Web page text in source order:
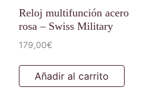
Reloj multifunción acero
rosa – Swiss Military
179,00€
Añadir al carrito